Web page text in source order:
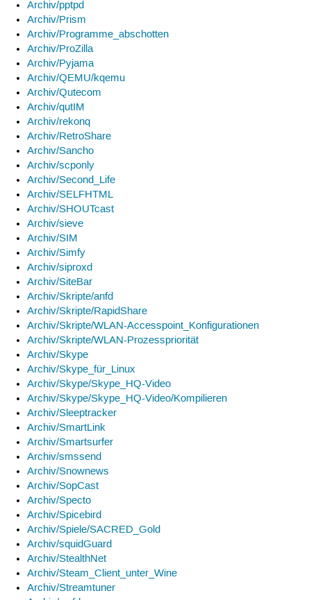
Archiv/pptpd
Archiv/Prism
Archiv/Programme_abschotten
Archiv/ProZilla
Archiv/Pyjama
Archiv/QEMU/kqemu
Archiv/Qutecom
Archiv/qutIM
Archiv/rekonq
Archiv/RetroShare
Archiv/Sancho
Archiv/scponly
Archiv/Second_Life
Archiv/SELFHTML
Archiv/SHOUTcast
Archiv/sieve
Archiv/SIM
Archiv/Simfy
Archiv/siproxd
Archiv/SiteBar
Archiv/Skripte/anfd
Archiv/Skripte/RapidShare
Archiv/Skripte/WLAN-Accesspoint_Konfigurationen
Archiv/Skripte/WLAN-Prozesspriorität
Archiv/Skype
Archiv/Skype_für_Linux
Archiv/Skype/Skype_HQ-Video
Archiv/Skype/Skype_HQ-Video/Kompilieren
Archiv/Sleeptracker
Archiv/SmartLink
Archiv/Smartsurfer
Archiv/smssend
Archiv/Snownews
Archiv/SopCast
Archiv/Specto
Archiv/Spicebird
Archiv/Spiele/SACRED_Gold
Archiv/squidGuard
Archiv/StealthNet
Archiv/Steam_Client_unter_Wine
Archiv/Streamtuner